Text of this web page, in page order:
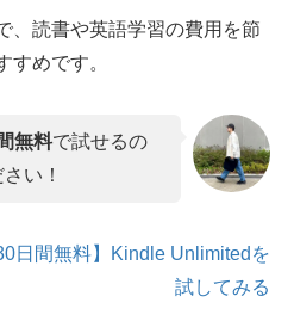
、読書や英語学習の費用を節
すめです。
無料で試せるの
い！
日間無料】Kindle Unlimitedを
試してみる